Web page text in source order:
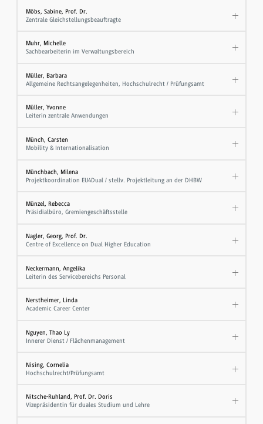
Möbs, Sabine, Prof. Dr.
Zentrale Gleichstellungsbeauftragte
Muhr, Michelle
Sachbearbeiterin im Verwaltungsbereich
Müller, Barbara
Allgemeine Rechtsangelegenheiten, Hochschulrecht / Prüfungsamt
Müller, Yvonne
Leiterin zentrale Anwendungen
Münch, Carsten
Mobility & Internationalisation
Münchbach, Milena
Projektkoordination EU4Dual / stellv. Projektleitung an der DHBW
Münzel, Rebecca
Präsidialbüro, Gremiengeschäftsstelle
Nagler, Georg, Prof. Dr.
Centre of Excellence on Dual Higher Education
Neckermann, Angelika
Leiterin des Servicebereichs Personal
Nerstheimer, Linda
Academic Career Center
Nguyen, Thao Ly
Innerer Dienst / Flächenmanagement
Nising, Cornelia
Hochschulrecht/Prüfungsamt
Nitsche-Ruhland, Prof. Dr. Doris
Vizepräsidentin für duales Studium und Lehre